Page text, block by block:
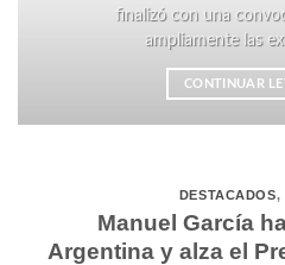
finalizó con una
ampliamente las
CONTINUAR
DESTACADOS,
Manuel García
Argentina y alza el